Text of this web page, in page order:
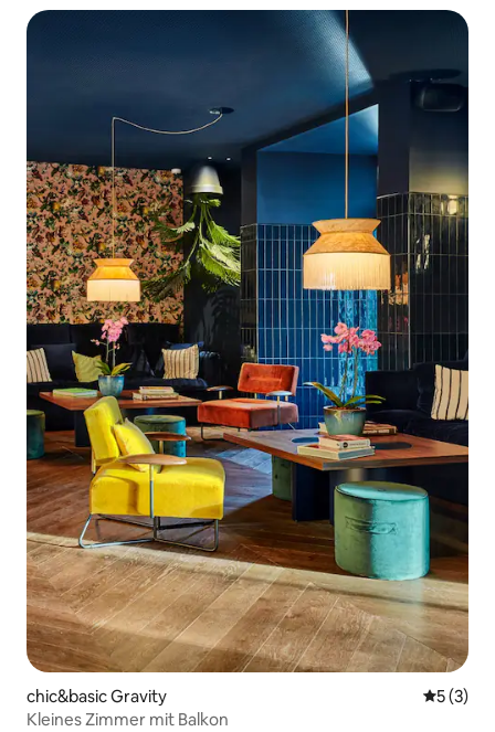
chic&basic Gravity
5 (3)
Kleines Zimmer mit Balkon